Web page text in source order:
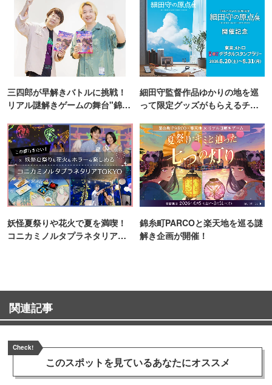
三四郎が早解きバトルに挑戦！
リアル謎解きゲームの舞台"錦糸
細田守監督作品ゆかりの地を巡
って限定グッズがもらえるチャ
妖怪夏祭りや花火で夏を満喫！
コニカミノルタプラネタリア
錦糸町PARCOと楽天地を巡る謎
解き企画が開催！
関連記事
Check!
このスポットを見ているあなたにオススメ